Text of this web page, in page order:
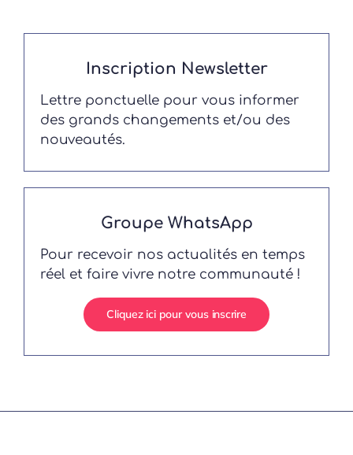
Inscription Newsletter
Lettre ponctuelle pour vous informer
des grands changements et/ou des
nouveautés.
Groupe WhatsApp
Pour recevoir nos actualités en temps
réel et faire vivre notre communauté !
Cliquez ici pour vous inscrire